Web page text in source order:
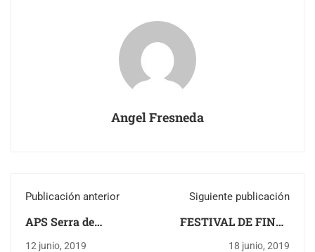
Angel Fresneda
Publicación anterior
APS Serra de
Tramuntana
12 junio, 2019
Siguiente publicación
FESTIVAL DE FINAL
DE CURSO
18 junio, 2019